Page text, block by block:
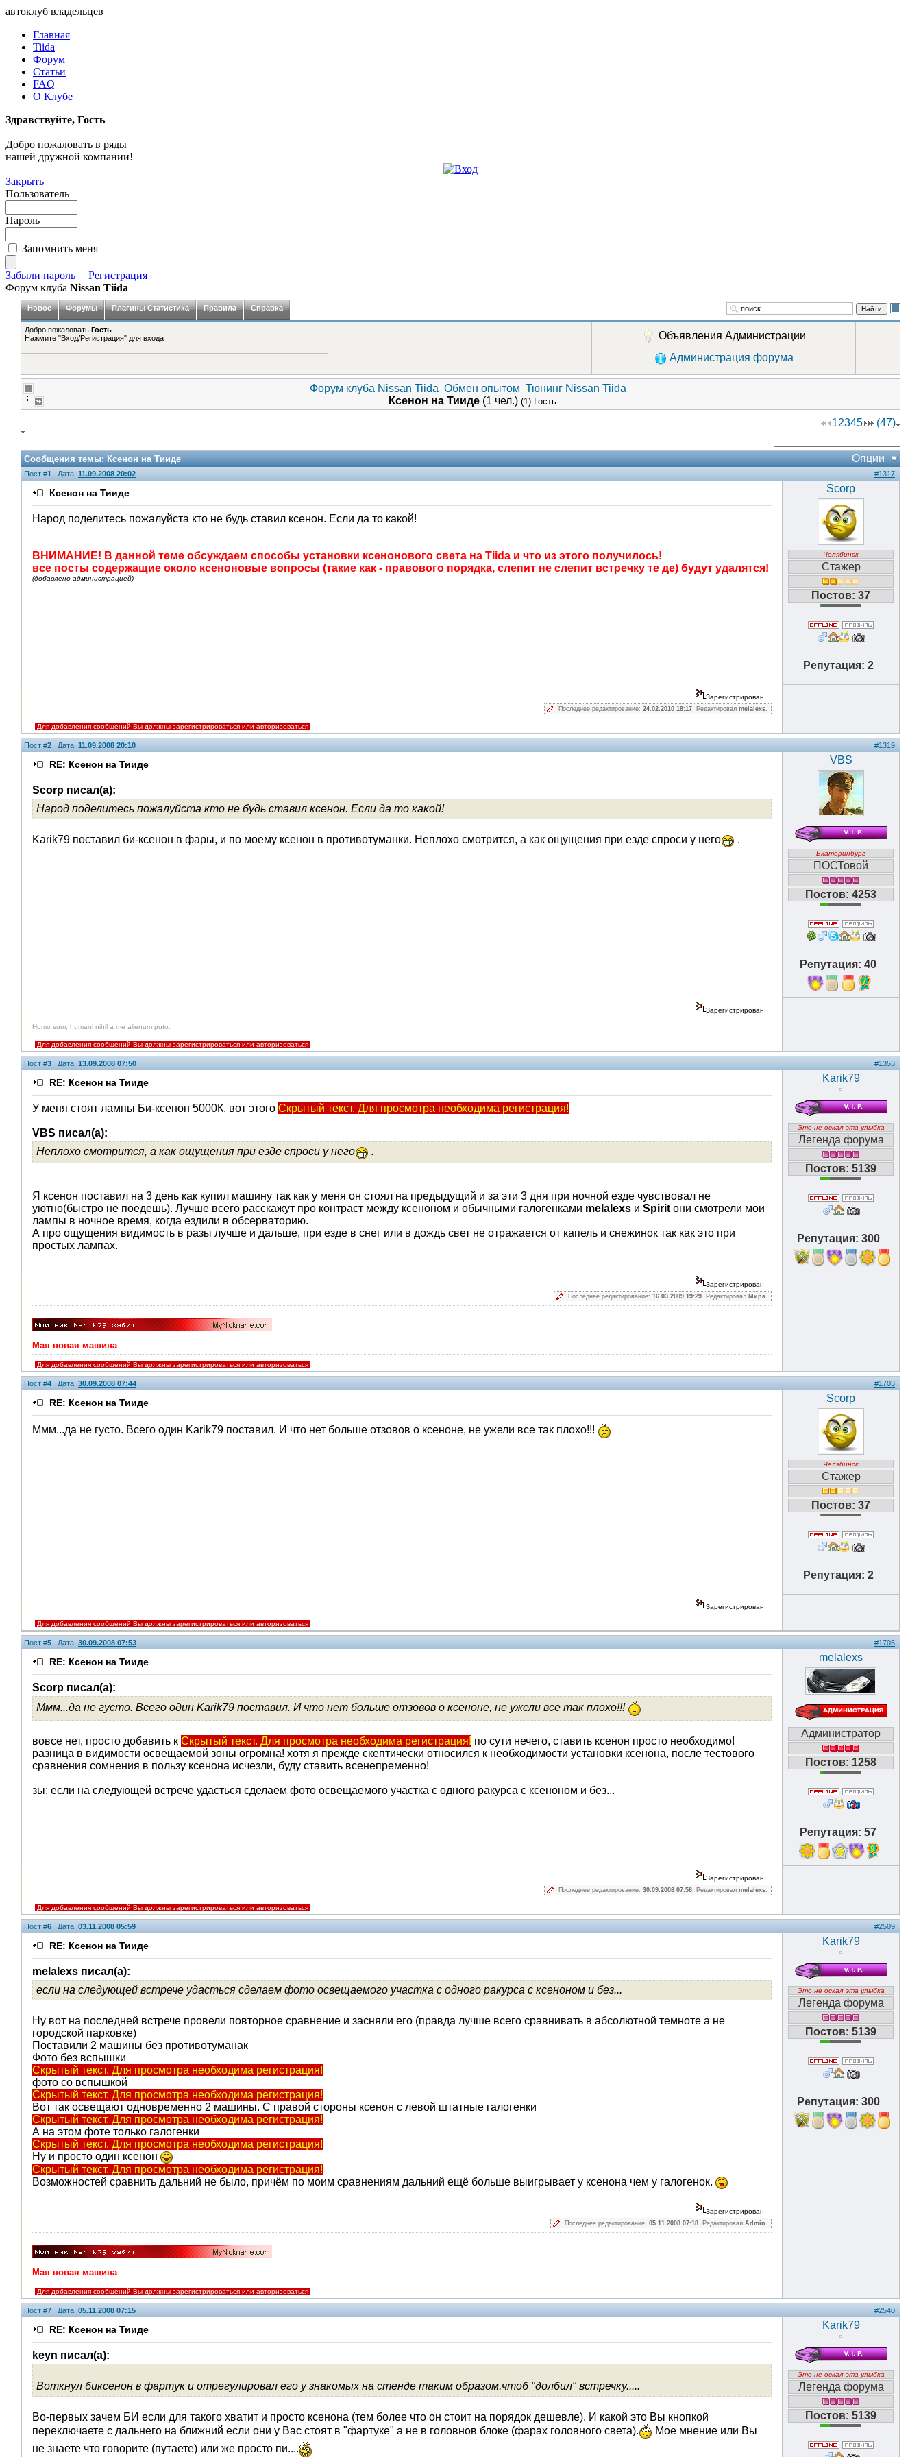
автоклуб владельцев
Главная
Tiida
Форум
Статьи
FAQ
О Клубе
Здравствуйте, Гость
Добро пожаловать в ряды
нашей дружной компании!
Закрыть
Пользователь
Пароль
Запомнить меня
Забыли пароль | Регистрация
Форум клуба Nissan Tiida
Новое Форумы Плагины Статистика Правила Справка Найти
Добро пожаловать Гость
Нажмите "Вход/Регистрация" для входа
Объявления Администрации
Администрация форума
Форум клуба Nissan Tiida Обмен опытом Тюнинг Nissan Tiida
Ксенон на Тииде (1 чел.) (1) Гость
12345 (47)
Сообщения темы:Ксенон на Тииде Опции
Пост #1 Дата: 11.09.2008 20:02 #1317
Ксенон на Тииде
Народ поделитесь пожалуйста кто не будь ставил ксенон. Если да то какой!
ВНИМАНИЕ! В данной теме обсуждаем способы установки ксенонового света на Tiida и что из этого получилось!
все посты содержащие около ксеноновые вопросы (такие как - правового порядка, слепит не слепит встречку те де) будут удалятся!
(добавлено администрацией)
Scorp
Челябинск
Стажер
Постов: 37
Репутация: 2
Зарегистрирован
Последнее редактирование: 24.02.2010 18:17. Редактировал melalexs.
Для добавления сообщений Вы должны зарегистрироваться или авторизоваться
Пост #2 Дата: 11.09.2008 20:10 #1319
RE: Ксенон на Тииде
Scorp писал(а):
Народ поделитесь пожалуйста кто не будь ставил ксенон. Если да то какой!
Karik79 поставил би-ксенон в фары, и по моему ксенон в противотуманки. Неплохо смотрится, а как ощущения при езде спроси у него .
VBS
Екатеринбург
ПОСТовой
Постов: 4253
Репутация: 40
7
Зарегистрирован
Homo sum, humani nihil a me alienum puto.
Для добавления сообщений Вы должны зарегистрироваться или авторизоваться
Пост #3 Дата: 13.09.2008 07:50 #1353
RE: Ксенон на Тииде
У меня стоят лампы Би-ксенон 5000К, вот этого Скрытый текст. Для просмотра необходима регистрация!
VBS писал(а):
Неплохо смотрится, а как ощущения при езде спроси у него
.
Я ксенон поставил на 3 день как купил машину так как у меня он стоял на предыдущий и за эти 3 дня при ночной езде чувствовал не
уютно(быстро не поедешь). Лучше всего расскажут про контраст между ксеноном и обычными галогенками melalexs и Spirit они смотрели мои
лампы в ночное время, когда ездили в обсерваторию.
А про ощущения видимость в разы лучше и дальше, при езде в снег или в дождь свет не отражается от капель и снежинок так как это при
простых лампах.
Karik79
V.I.P.
Это не оскал эта улыбка
Легенда форума
Постов: 5139
Репутация: 300
11
Зарегистрирован
Последнее редактирование: 16.03.2009 19:29. Редактировал Мира.
Мая новая машина
Для добавления сообщений Вы должны зарегистрироваться или авторизоваться
Пост #4Дата: 30.09.2008 07:44 #1703
RE: Ксенон на Тииде
Ммм...да не густо. Всего один Karik79 поставил. И что нет больше отзовов о ксеноне, не ужели все так плохо!!!
Scorp
Челябинск
Стажер
Постов: 37
Репутация: 2
Зарегистрирован
Для добавления сообщений Вы должны зарегистрироваться или авторизоваться
Пост #5 Дата: 30.09.2008 07:53 #1705
RE: Ксенон на Тииде
Scorp писал(а):
Ммм...да не густо. Всего один Karik79 поставил. И что нет больше отзовов о ксеноне, не ужели все так плохо!!!
вовсе нет, просто добавить к Скрытый текст. Для просмотра необходима регистрация! по сути нечего, ставить ксенон просто необходимо!
разница в видимости освещаемой зоны огромна! хотя я прежде скептически относился к необходимости установки ксенона, после тестового
сравнения сомнения в пользу ксенона исчезли, буду ставить всенепременно!
зы: если на следующей встрече удасться сделаем фото освещаемого участка с одного ракурса с ксеноном и без...
melalexs
Администрация
Администратор
Постов: 1258
Репутация: 57
9
Зарегистрирован
Последнее редактирование: 30.09.2008 07:56. Редактировал melalexs.
Для добавления сообщений Вы должны зарегистрироваться или авторизоваться
Пост #6 Дата: 03.11.2008 05:59 #2509
RE: Ксенон на Тииде
melalexs писал(а):
если на следующей встрече удасться сделаем фото освещаемого участка с одного ракурса с ксеноном и без...
Ну вот на последней встрече провели повторное сравнение и засняли его (правда лучше всего сравнивать в абсолютной темноте а не
городской парковке)
Поставили 2 машины без противотуманак
Фото без вспышки
Скрытый текст. Для просмотра необходима регистрация!
фото со вспышкой
Скрытый текст. Для просмотра необходима регистрация!
Вот так освещают одновременно 2 машины. С правой стороны ксенон с левой штатные галогенки
Скрытый текст. Для просмотра необходима регистрация!
А на этом фоте только галогенки
Скрытый текст. Для просмотра необходима регистрация!
Ну и просто один ксенон
Скрытый текст. Для просмотра необходима регистрация!
Возможностей сравнить дальний не было, причём по моим сравнениям дальний ещё больше выигрывает у ксенона чем у галогенок.
Karik79
Это не оскал эта улыбка
Легенда форума
Постов: 5139
Репутация: 300
Зарегистрирован
Последнее редактирование: 05.11.2008 07:18. Редактировал Admin.
Мая новая машина
Для добавления сообщений Вы должны зарегистрироваться или авторизоваться
Пост #7 Дата: 05.11.2008 07:15 #2540
RE: Ксенон на Тииде
keyn писал(а):
Воткнул биксенон в фартук и отрегулировал его у знакомых на стенде таким образом,чтоб "долбил" встречку.....
Во-первых зачем БИ если для такого хватит и просто ксенона (тем более что он стоит на порядок дешевле). И какой это Вы кнопкой
переключаете с дальнего на ближний если они у Вас стоят в "фартуке" а не в головнов блоке (фарах головного света).
Мое мнение или Вы
не знаете что говорите (путаете) или же просто пи....
Karik79
Это не оскал эта улыбка
Легенда форума
Постов: 5139